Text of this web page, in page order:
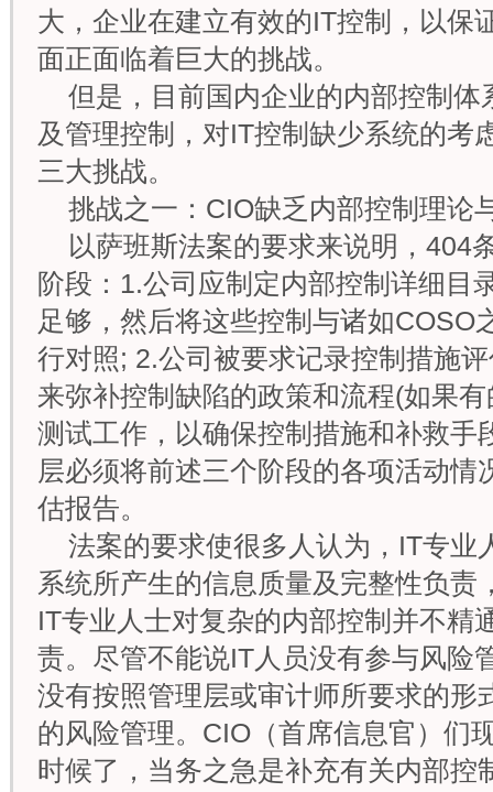
大，企业在建立有效的IT控制，以保
面正面临着巨大的挑战。
但是，目前国内企业的内部控制体
及管理控制，对IT控制缺少系统的考
三大挑战。
挑战之一：CIO缺乏内部控制理论
以萨班斯法案的要求来说明，404
阶段：1.公司应制定内部控制详细目
足够，然后将这些控制与诸如COSO
行对照; 2.公司被要求记录控制措施
来弥补控制缺陷的政策和流程(如果
测试工作，以确保控制措施和补救手
层必须将前述三个阶段的各项活动情
估报告。
法案的要求使很多人认为，IT专业
系统所产生的信息质量及完整性负责
IT专业人士对复杂的内部控制并不精
责。尽管不能说IT人员没有参与风险
没有按照管理层或审计师所要求的形
的风险管理。CIO（首席信息官）们
时候了，当务之急是补充有关内部控